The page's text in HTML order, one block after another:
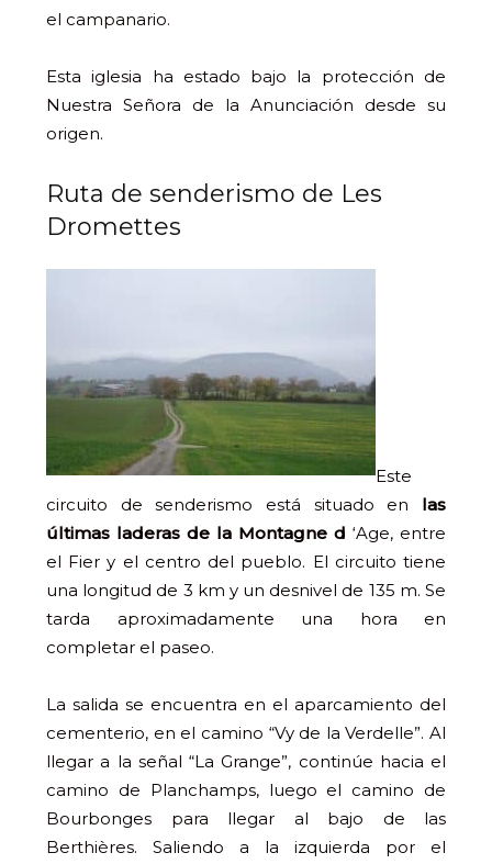
el campanario.
Esta iglesia ha estado bajo la protección de
Nuestra Señora de la Anunciación desde su
origen.
Ruta de senderismo de Les
Dromettes
Este
circuito de senderismo está situado en las
últimas laderas de la Montagne d ‘Age, entre
el Fier y el centro del pueblo. El circuito tiene
una longitud de 3 km y un desnivel de 135 m. Se
tarda aproximadamente una hora en
completar el paseo.
La salida se encuentra en el aparcamiento del
cementerio, en el camino “Vy de la Verdelle”. Al
llegar a la señal “La Grange”, continúe hacia el
camino de Planchamps, luego el camino de
Bourbonges para llegar al bajo de las
Berthières. Saliendo a la izquierda por el